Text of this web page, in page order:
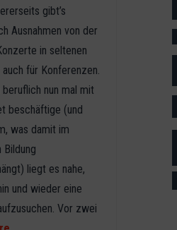
gibt’s
Ausnahmen von der
in seltenen
auch für Konferenzen.
beruflich nun mal mit
beschäftige (und
was damit im
Bildung
liegt es nahe,
und wieder eine
Vor zwei